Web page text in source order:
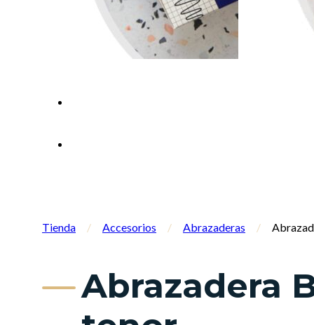
Tienda / Accesorios / Abrazaderas /
Abrazadera